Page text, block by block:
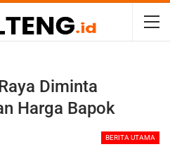
Diminta
Harga Bapok
BERITA UTAMA